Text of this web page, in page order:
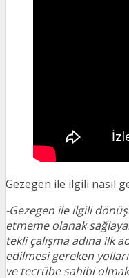
Gezegen ile ilgili nasıl
-Gezegen ile ilgili
etmeme olanak
tekli çalışma adına ilk
edilmesi gereken
ve tecrübe sahibi